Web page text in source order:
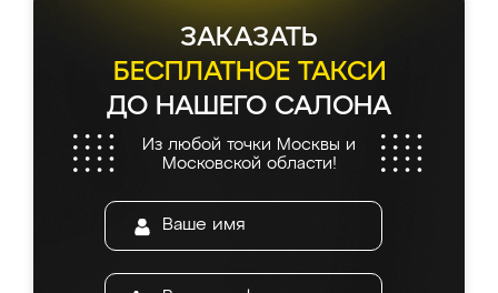
ЗАКАЗАТЬ
БЕСПЛАТНОЕ ТАКСИ
ДО НАШЕГО САЛОНА
Из любой точки Москвы и
Московской области!